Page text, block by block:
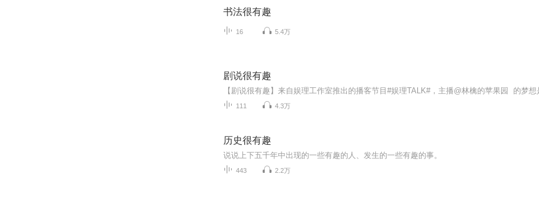
书法很有趣
16 5.4万
剧说很有趣
111 4.3万
历史很有趣
说说上下五千年中出现的一些有趣的人、发生的一些有趣的事。
443 2.2万